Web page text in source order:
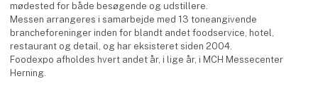
mødested for både besøgende og udstillere.
Messen arrangeres i samarbejde med 13 toneangivende
brancheforeninger inden for blandt andet foodservice, hotel,
restaurant og detail, og har eksisteret siden 2004.
Foodexpo afholdes hvert andet år, i lige år, i MCH Messecenter
Herning.